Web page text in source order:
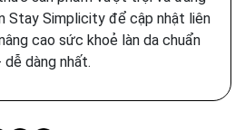
Stay Simplicity để cập nhật liên
cao sức khoẻ làn da chuẩn
dàng nhất.